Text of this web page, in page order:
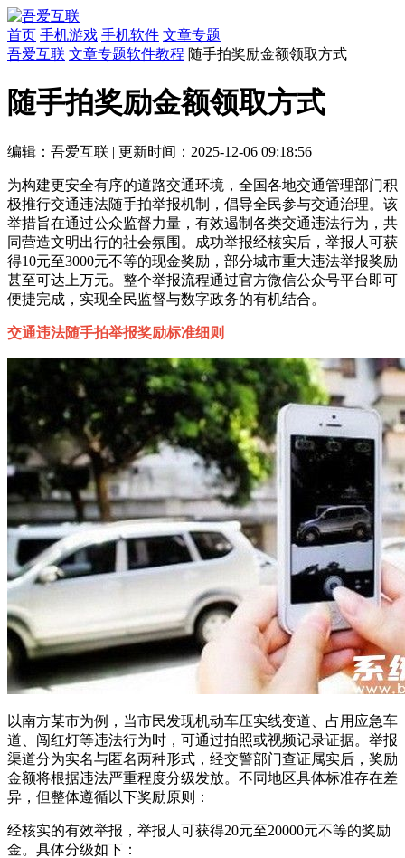
首页 手机游戏 手机软件 文章专题
吾爱互联 文章专题软件教程 随手拍奖励金额领取方式
随手拍奖励金额领取方式
编辑：吾爱互联 | 更新时间：2025-12-06 09:18:56
为构建更安全有序的道路交通环境，全国各地交通管理部门积
极推行交通违法随手拍举报机制，倡导全民参与交通治理。该
举措旨在通过公众监督力量，有效遏制各类交通违法行为，共
同营造文明出行的社会氛围。成功举报经核实后，举报人可获
得10元至3000元不等的现金奖励，部分城市重大违法举报奖励
甚至可达上万元。整个举报流程通过官方微信公众号平台即可
便捷完成，实现全民监督与数字政务的有机结合。
交通违法随手拍举报奖励标准细则
以南方某市为例，当市民发现机动车压实线变道、占用应急车
道、闯红灯等违法行为时，可通过拍照或视频记录证据。举报
渠道分为实名与匿名两种形式，经交警部门查证属实后，奖励
金额将根据违法严重程度分级发放。不同地区具体标准存在差
异，但整体遵循以下奖励原则：
经核实的有效举报，举报人可获得20元至20000元不等的奖励
金。具体分级如下：